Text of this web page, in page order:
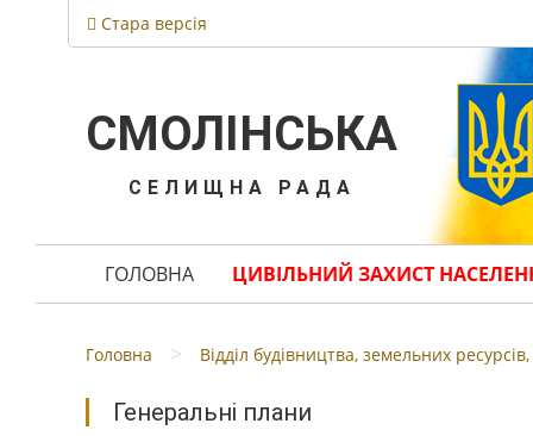
Стара версія
СМОЛІНСЬКА
СЕЛИЩНА РАДА
ГОЛОВНА ЦИВІЛЬНИЙ ЗАХИСТ
Головна > Відділ будівництва, земельних
Генеральні плани